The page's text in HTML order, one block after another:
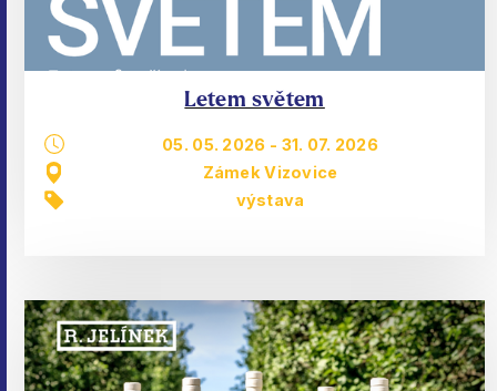
Letem světem
05. 05. 2026 - 31. 07. 2026
Zámek Vizovice
výstava